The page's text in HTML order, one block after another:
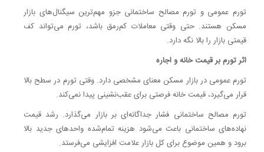
تورم عمومی و تورم مصالح ساختمانی جزو مهم‌ترین سیگنال‌های بازار
مسکن هستند. حتی وقتی معاملات کم‌رمق باشد، تورم می‌تواند کف
قیمتی بازار را بالا نگه دارد.
اثر تورم بر قیمت خانه و اجاره
تورم عمومی در بازار مسکن معنای مشخصی دارد. وقتی تورم در سطح بالا
قرار می‌گیرد، قیمت خانه فرصتی برای عقب‌نشینی پیدا نمی‌کند.
تورم مصالح ساختمانی فشار جداگانه‌ای بر بازار می‌گذارد. رشد قیمت
نهاده‌های ساختمانی باعث می‌شود هزینه تمام‌شده واحدهای جدید بالا
برود و همین موضوع برای کل بازار علامت افزایشی می‌فرستد.